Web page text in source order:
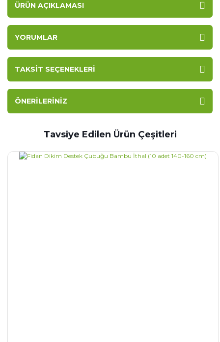
ÜRÜN AÇIKLAMASI
YORUMLAR
TAKSIT SEÇENEKLERI
ÖNERILERINIZ
Tavsiye Edilen Ürün Çeşitleri